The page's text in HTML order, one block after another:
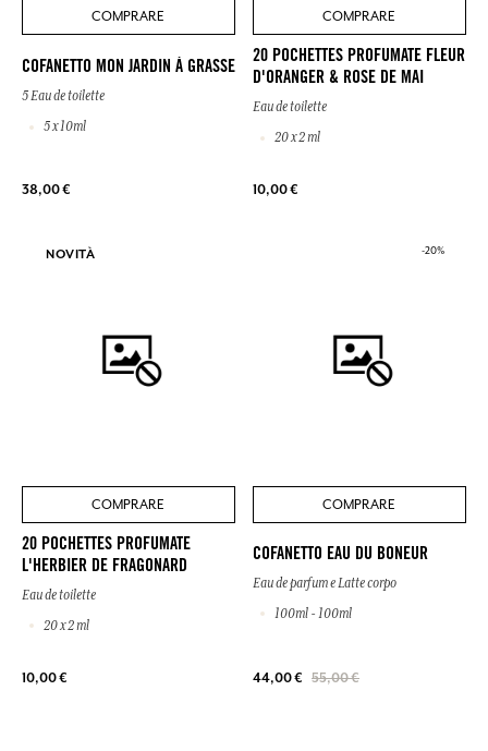
COMPRARE
COFANETTO MON JARDIN À GRASSE
5 Eau de toilette
5 x 10ml
38,00 €
COMPRARE
20 POCHETTES PROFUMATE FLEUR
D'ORANGER & ROSE DE MAI
Eau de toilette
20 x 2 ml
10,00 €
NOVITÀ
COMPRARE
20 POCHETTES PROFUMATE
L'HERBIER DE FRAGONARD
Eau de toilette
20 x 2 ml
10,00 €
-20%
COMPRARE
COFANETTO EAU DU BONEUR
Eau de parfum e Latte corpo
100ml - 100ml
44,00 € 55,00 €